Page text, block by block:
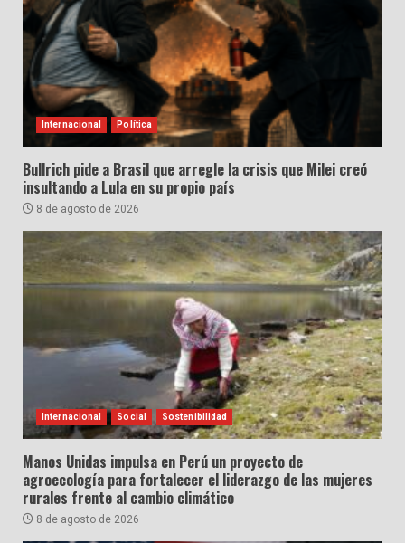
Internacional Política
Bullrich pide a Brasil que arregle la crisis que Milei creó
insultando a Lula en su propio país
8 de agosto de 2026
Internacional Social Sostenibilidad
Manos Unidas impulsa en Perú un proyecto de
agroecología para fortalecer el liderazgo de las mujeres
rurales frente al cambio climático
8 de agosto de 2026